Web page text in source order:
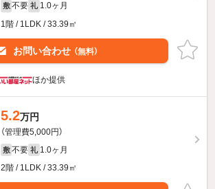
敷 不要 礼 1.0ヶ月
1階 / 1LDK / 33.39㎡
お問い合わせ （無料）
ほか提供
5.2万円
（管理費5,000円）
敷 不要 礼 1.0ヶ月
2階 / 1LDK / 33.39㎡